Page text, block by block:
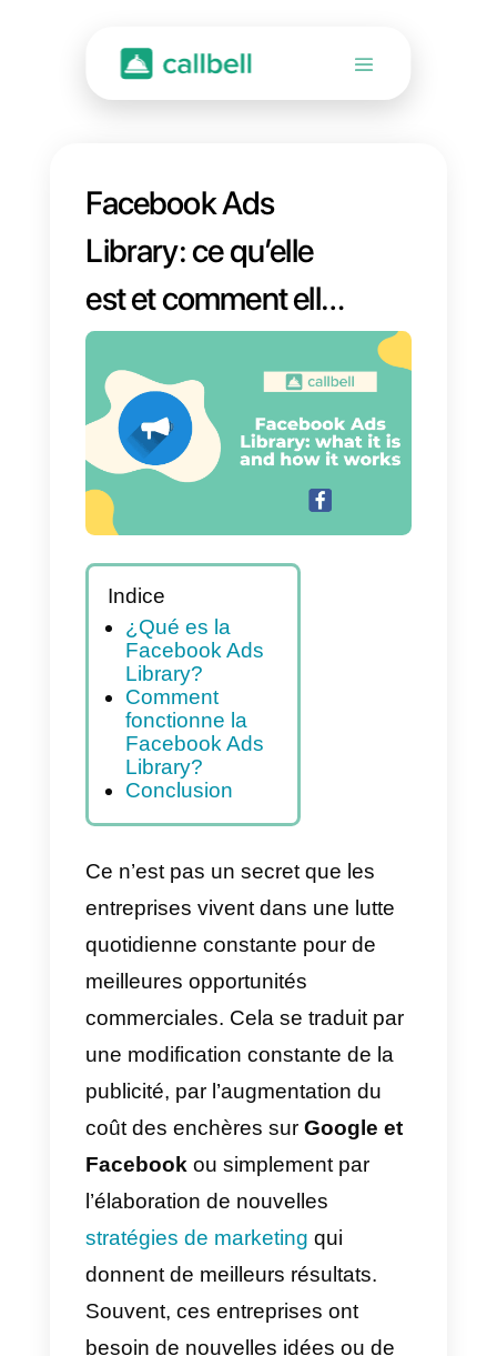
Facebook Ads
Library: ce qu’elle
est et comment elle
fonctionne
Indice
¿Qué es la
Facebook Ads
Library?
fonctionne la
Facebook Ads
Library?
Conclusion
Ce n’est pas un secret que les
entreprises vivent dans une lutte
quotidienne constante pour de
meilleures opportunités
commerciales. Cela se traduit par
publicité, par l’augmentation du